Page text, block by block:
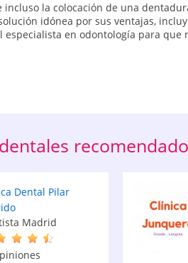
incluso la colocación de una
idónea por sus ventajas,
en odontología para que
Dental Pilar
Madrid